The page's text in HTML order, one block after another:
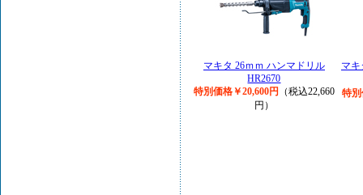
マキタ 26ｍｍ ハンマドリル
HR2670
特別価格￥20,600円
（税込22,660
円）
マキ
特別